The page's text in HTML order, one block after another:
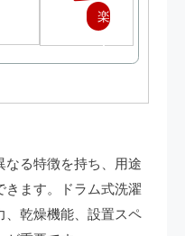
楽
天
購
なる特徴を持ち、用途
きます。ドラム式洗濯
、乾燥機能、設置スペ